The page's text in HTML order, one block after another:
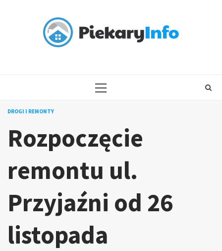
PRIMARY
DROGI I REMONTY
Rozpoczęcie
remontu ul.
Przyjaźni od 26
listopada